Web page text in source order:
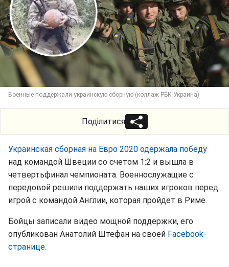
Военные поддержали украинскую сборную (коллаж РБК-Украина)
Поділитися
Украинская сборная на Евро 2020 одержала победу
над командой Швеции со счетом 1:2 и вышла в
четвертьфинал чемпионата. Военнослужащие с
передовой решили поддержать наших игроков перед
игрой с командой Англии, которая пройдет в Риме.
Бойцы записали видео мощной поддержки, его
опубликован Анатолий Штефан на своей Facebook-
странице.